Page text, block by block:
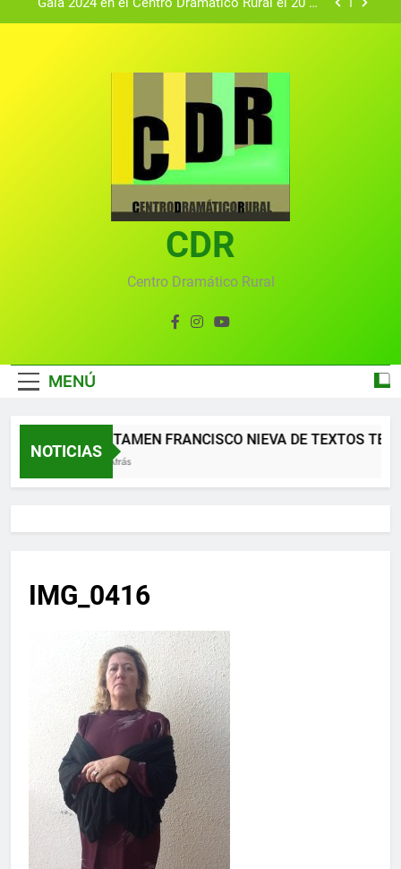
Gala 2024 en el Centro Dramático Rural el 20 de
convocado por el Centro Dramático Rural de Mira
(Cuenca)
Gala anual virtual del Centro Dramático Rural de
Gala del Centro Dramático Rural 2025
Gala 2024 en el Centro Dramático Rural el 20 de
Textos seleccionados en el VI Certamen
Francisco Nieva de piezas breves teatrales
convocado por el Centro Dramático Rural de Mira
Gala anual virtual del Centro Dramático Rural de
CDR
Centro Dramático Rural
MENÚ
NOTICIAS
XII CERTAMEN FRANCISCO NIEVA DE TEXTOS
2 Meses Atrás
IMG_0416